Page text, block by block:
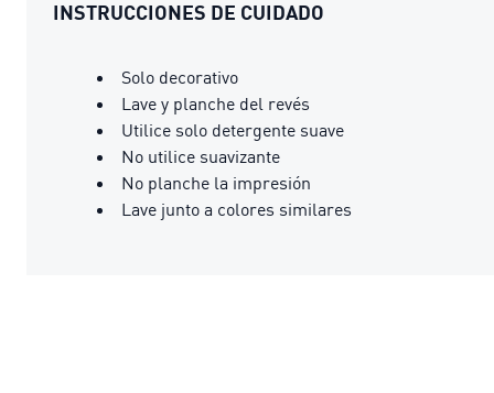
INSTRUCCIONES DE CUIDADO
Solo decorativo
Lave y planche del revés
Utilice solo detergente suave
No utilice suavizante
No planche la impresión
Lave junto a colores similares